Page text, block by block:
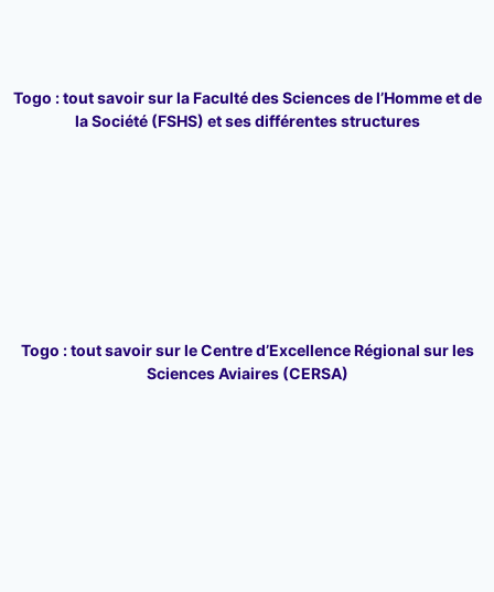
Togo : tout savoir sur la Faculté des Sciences de l’Homme et de
la Société (FSHS) et ses différentes structures
Togo : tout savoir sur le Centre d’Excellence Régional sur les
Sciences Aviaires (CERSA)